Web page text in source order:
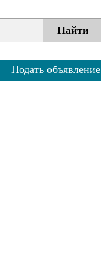
Подать объявление